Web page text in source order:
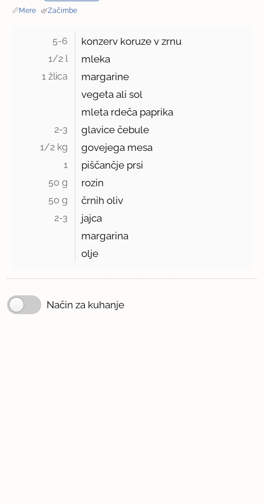
📏Mere · 🌿Začimbe
5-6 konzerv koruze v zrnu
1/2 l mleka
1 žlica
margarine
vegeta ali sol
mleta rdeča paprika
2-3 glavice čebule
1/2 kg govejega mesa
1 piščančje prsi
50 g rozin
50 g črnih oliv
2-3
jajca
margarina
olje
Način za kuhanje